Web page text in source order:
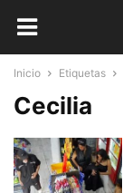
Inicio Etiquetas
Cecilia